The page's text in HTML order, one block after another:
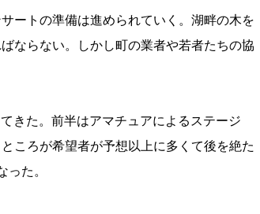
ートの準備は進められていく。湖畔の木を
ならない。しかし町の業者や若者たちの協
きた。前半はアマチュアによるステージ
ころが希望者が予想以上に多くて後を絶た
た。